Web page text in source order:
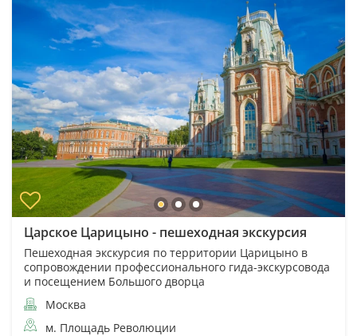
Царское Царицыно - пешеходная экскурсия
Пешеходная экскурсия по территории Царицыно в
сопровождении профессионального гида-экскурсовода
и посещением Большого дворца
Москва
м. Площадь Революции